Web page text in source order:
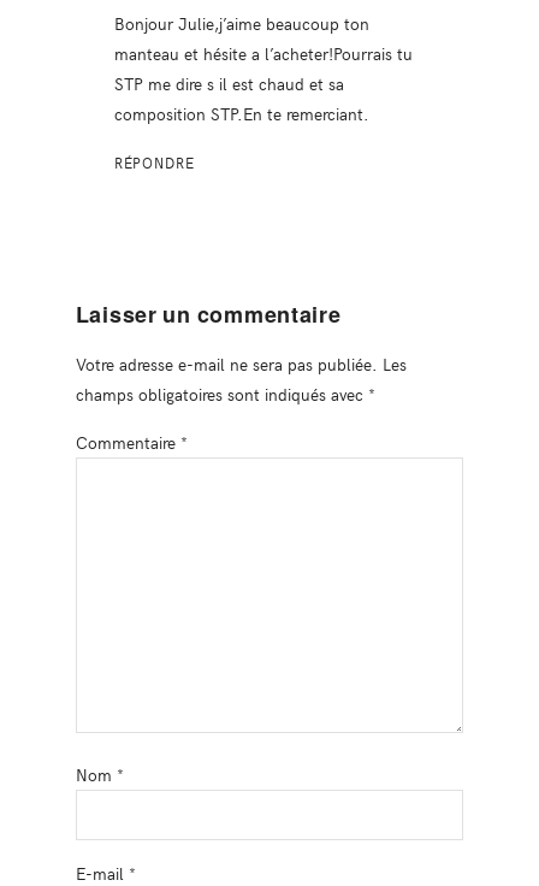
Bonjour Julie,j’aime beaucoup ton
manteau et hésite a l’acheter!Pourrais tu
STP me dire s il est chaud et sa
composition STP.En te remerciant.
RÉPONDRE
Laisser un commentaire
Votre adresse e-mail ne sera pas publiée. Les
champs obligatoires sont indiqués avec *
Commentaire *
Nom *
E-mail *